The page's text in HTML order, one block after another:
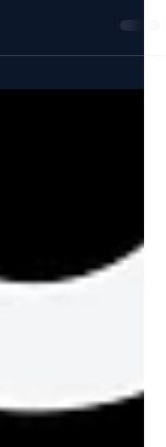
vidéo pour 2024,
pour les entreprises,